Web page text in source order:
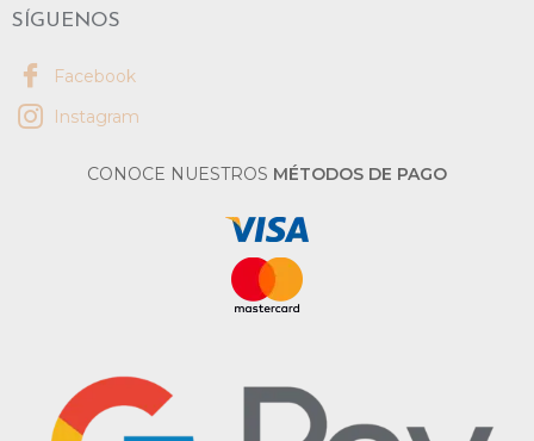
SÍGUENOS
Facebook
Instagram
CONOCE NUESTROS MÉTODOS DE PAGO